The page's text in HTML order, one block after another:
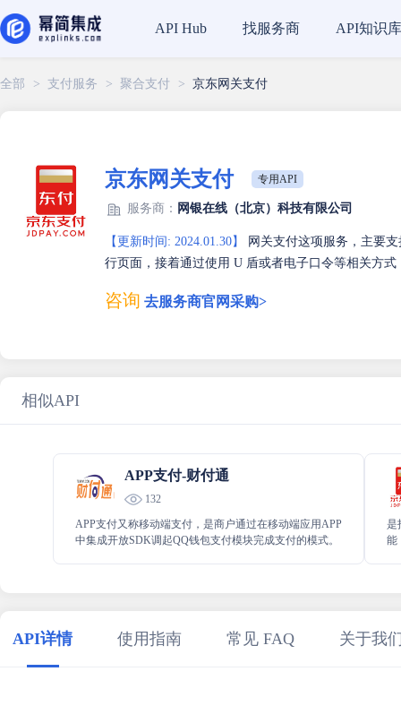
API Hub 找服务商 API知识库
全部 > 支付服务 > 聚合支付 > 京东网关支付
京东网关支付 专用API
服务商： 网银在线（北京）科技有限公司
【更新时间: 2024.01.30】
网关支付这项服务，主要
行页面，接着通过使用 U 盾或者电子口令等相关方
咨询 去服务商官网采购>
相似API
APP支付-财付通
132
APP支付又称移动端支付，是商户通过在移动端应用APP
中集成开放SDK调起QQ钱包支付模块完成支付的模式。
是
能
API详情 使用指南 常见 FAQ 关于我